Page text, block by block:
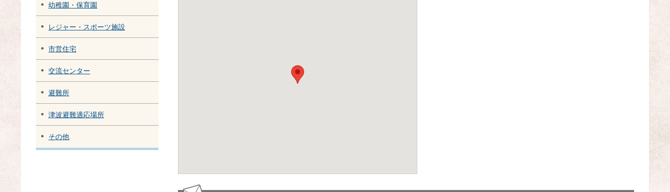
幼稚園・保育園
レジャー・スポーツ施設
市営住宅
交流センター
避難所
津波避難適応場所
その他